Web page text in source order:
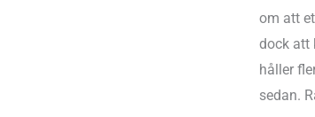
om att
dock att
håller
sedan.